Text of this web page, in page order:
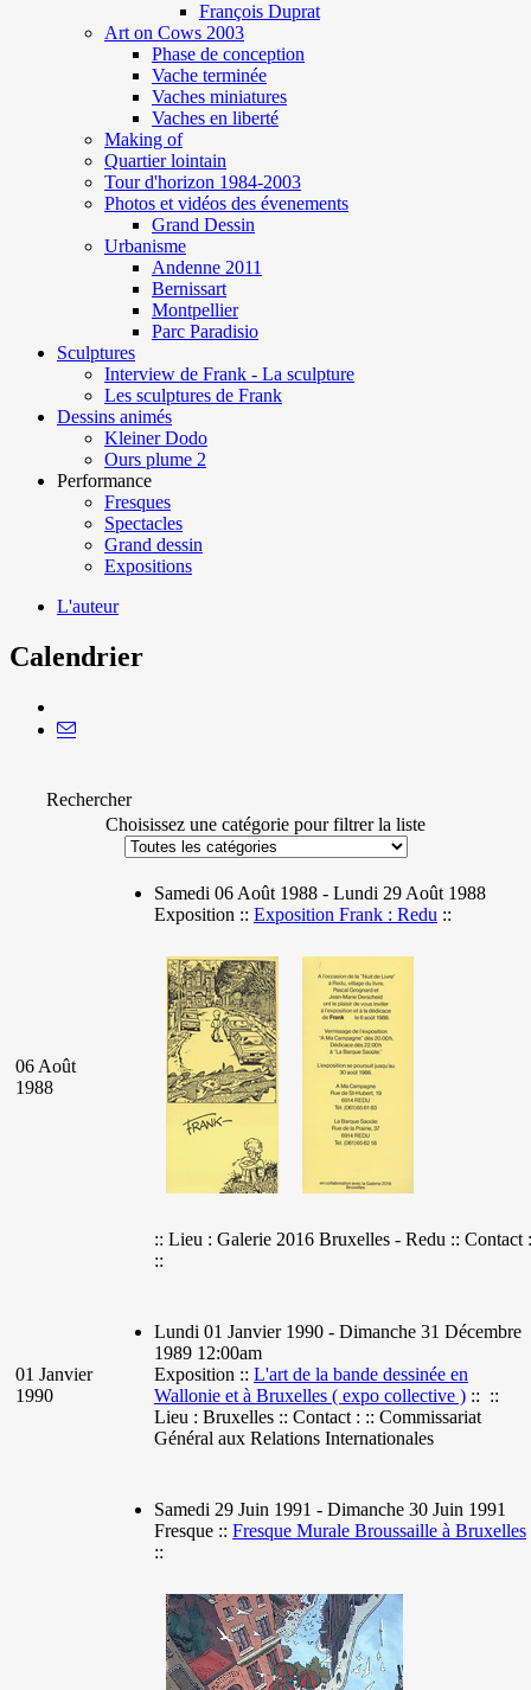
François Duprat
Art on Cows 2003
Phase de conception
Vache terminée
Vaches miniatures
Vaches en liberté
Making of
Quartier lointain
Tour d'horizon 1984-2003
Photos et vidéos des évenements
Grand Dessin
Urbanisme
Andenne 2011
Bernissart
Montpellier
Parc Paradisio
Sculptures
Interview de Frank - La sculpture
Les sculptures de Frank
Dessins animés
Kleiner Dodo
Ours plume 2
Performance
Fresques
Spectacles
Grand dessin
Expositions
L'auteur
Calendrier
Rechercher
Choisissez une catégorie pour filtrer la liste
06 Août
1988
Samedi 06 Août 1988 - Lundi 29 Août 1988
Exposition :: Exposition Frank : Redu ::
:: Lieu : Galerie 2016 Bruxelles - Redu :: Contact :
::
01 Janvier
1990
Lundi 01 Janvier 1990 - Dimanche 31 Décembre
1989 12:00am
Exposition :: L'art de la bande dessinée en
Wallonie et à Bruxelles ( expo collective ) :: ::
Lieu : Bruxelles :: Contact : :: Commissariat
Général aux Relations Internationales
Samedi 29 Juin 1991 - Dimanche 30 Juin 1991
Fresque :: Fresque Murale Broussaille à Bruxelles
::